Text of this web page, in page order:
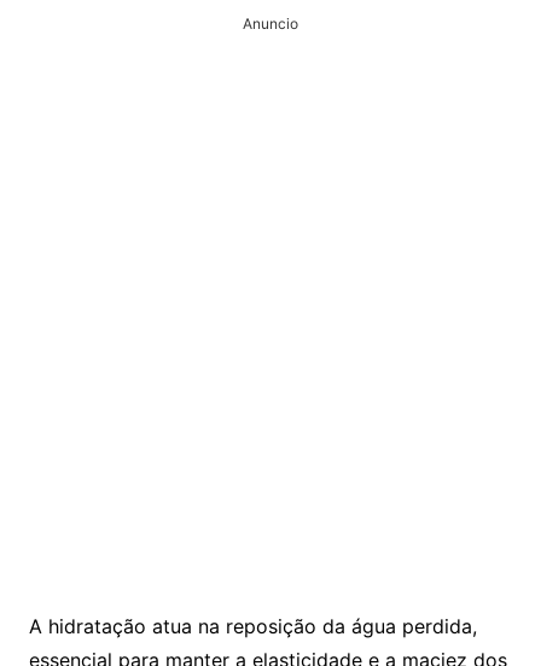
Anuncio
A hidratação atua na reposição da água perdida,
essencial para manter a elasticidade e a maciez dos